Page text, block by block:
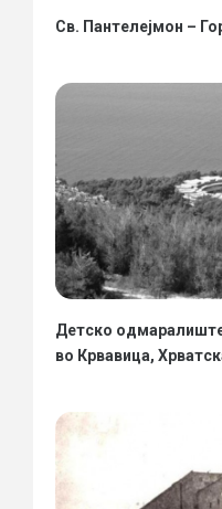
Св. Пантелејмон –
Детско одмаралиште
во Крвавица,